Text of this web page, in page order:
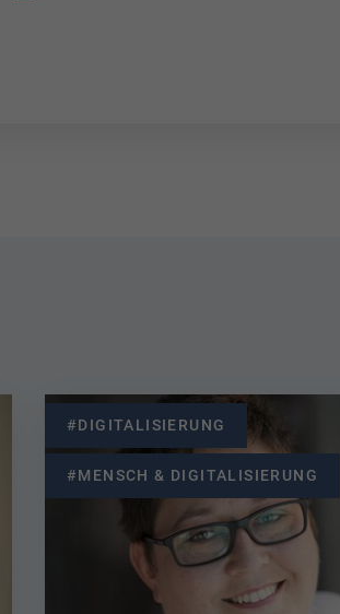
#DIGITALISIERUNG
#MENSCH & DIGITALISIERUNG